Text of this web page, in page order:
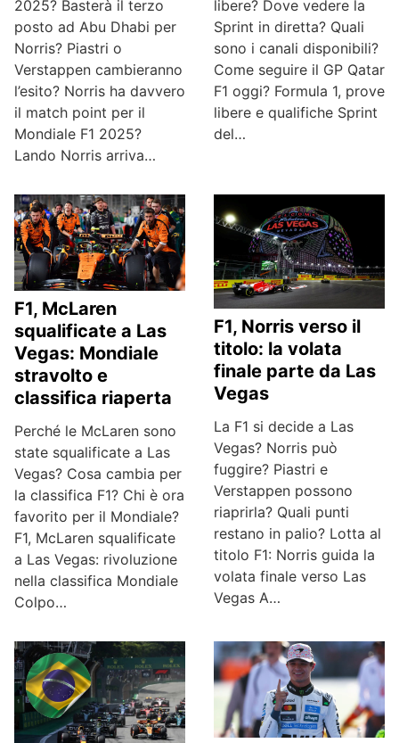
2025? Basterà il terzo
posto ad Abu Dhabi per
Norris? Piastri o
Verstappen cambieranno
l’esito? Norris ha davvero
il match point per il
Mondiale F1 2025?
Lando Norris arriva…
libere? Dove vedere la
Sprint in diretta? Quali
sono i canali disponibili?
Come seguire il GP Qatar
F1 oggi? Formula 1, prove
libere e qualifiche Sprint
del…
F1, McLaren
squalificate a Las
Vegas: Mondiale
stravolto e
classifica riaperta
Perché le McLaren sono
state squalificate a Las
Vegas? Cosa cambia per
la classifica F1? Chi è ora
favorito per il Mondiale?
F1, McLaren squalificate
a Las Vegas: rivoluzione
nella classifica Mondiale
Colpo…
F1, Norris verso il
titolo: la volata
finale parte da Las
Vegas
La F1 si decide a Las
Vegas? Norris può
fuggire? Piastri e
Verstappen possono
riaprirla? Quali punti
restano in palio? Lotta al
titolo F1: Norris guida la
volata finale verso Las
Vegas A…